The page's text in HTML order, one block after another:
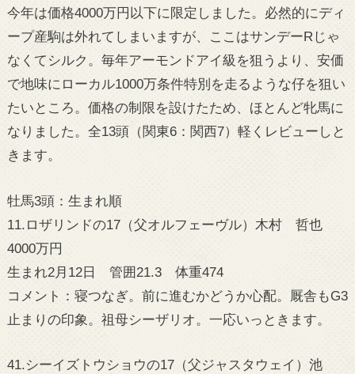
今年は価格4000万円以下に限定しました。必然的にディ
ープ産駒は外れてしまいますが、ここはサンデーRじゃ
なくてシルク。毎年アーモンドアイ級を狙うより、安価
で地味にローカル1000万条件特別を走るような仔を狙い
たいところ。価格の制限を設けたため、ほとんど牝馬に
なりました。全13頭（関東6：関西7）軽くレビューしと
きます。
牡馬3頭：生まれ順
11.ロザリンドの17（父オルフェーヴル）木村 哲也
4000万円
生まれ2月12日 管囲21.3 体重474
コメント：寝つなぎ。前に進むかどうか心配。厩舎もG3
止まりの印象。祖母シーザリオ。一応いっときます。
41.シーイズトウショウの17（父ジャスタウェイ）池